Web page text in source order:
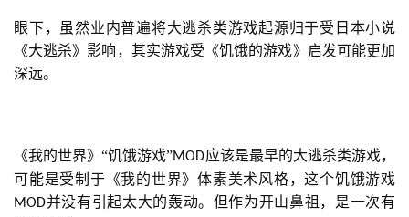
眼下，虽然业内普遍将大逃杀类游戏起源归于受日本小说
《大逃杀》影响，其实游戏受《饥饿的游戏》启发可能更加
深远。
《我的世界》“饥饿游戏”MOD应该是最早的大逃杀类游戏，
可能是受制于《我的世界》体素美术风格，这个饥饿游戏
MOD并没有引起太大的轰动。但作为开山鼻祖，是一次有